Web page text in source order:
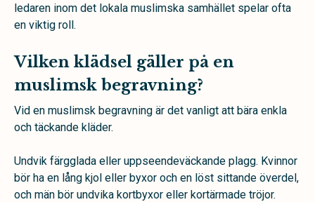
ledaren inom det lokala muslimska samhället spelar ofta
en viktig roll.
Vilken klädsel gäller på en
muslimsk begravning?
Vid en muslimsk begravning är det vanligt att bära enkla
och täckande kläder.
Undvik färgglada eller uppseendeväckande plagg. Kvinnor
bör ha en lång kjol eller byxor och en löst sittande överdel,
och män bör undvika kortbyxor eller kortärmade tröjor.